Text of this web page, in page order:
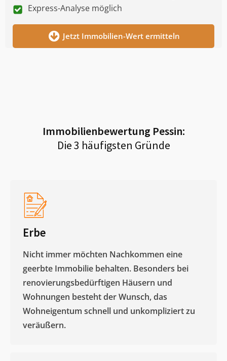
Express-Analyse möglich
Jetzt Immobilien-Wert ermitteln
Immobilienbewertung Pessin:
Die 3 häufigsten Gründe
Erbe
Nicht immer möchten Nachkommen eine
geerbte Immobilie behalten. Besonders bei
renovierungsbedürftigen Häusern und
Wohnungen besteht der Wunsch, das
Wohneigentum schnell und unkompliziert zu
veräußern. ​